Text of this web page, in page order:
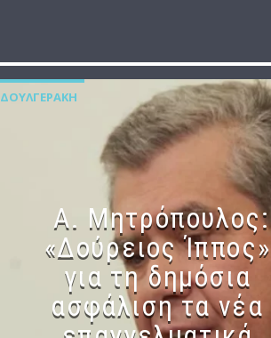
ΔΟΥΛΓΕΡΆΚΗ
Α. Μητρόπουλος:
«Δούρειος Ίππος»
για τη δημόσια
ασφάλιση τα νέα